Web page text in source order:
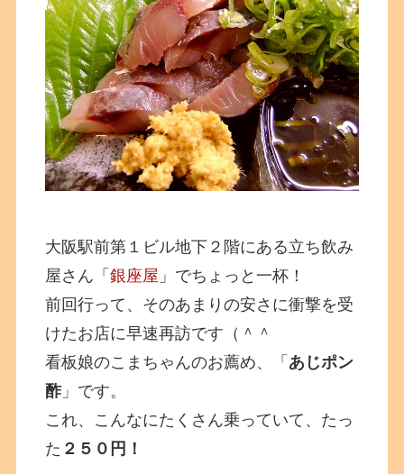
大阪駅前第１ビル地下２階にある立ち飲み
屋さん「銀座屋 」でちょっと一杯！
前回行って、そのあまりの安さに衝撃を受
けたお店に早速再訪です（＾＾
看板娘のこまちゃんのお薦め、「 あじポン
酢」です。
これ、こんなにたくさん乗っていて、たっ
た ２５０円！